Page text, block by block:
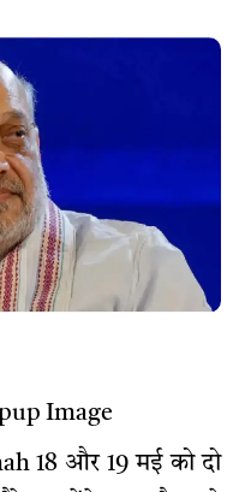
18 और 19 मई को दो